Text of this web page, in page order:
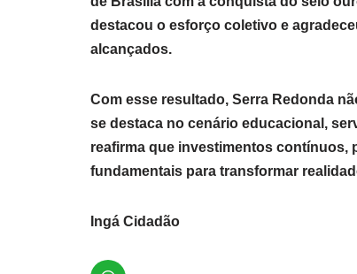
destacou o esforço coletivo e
alcançados.
Com esse resultado, Serra Redonda
se destaca no cenário educacional,
reafirma que investimentos contínuos,
fundamentais para transformar
Ingá Cidadão